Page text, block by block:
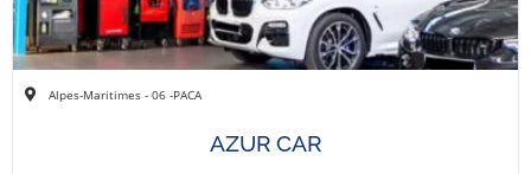
Alpes-Maritimes - 06 -PACA
AZUR CAR